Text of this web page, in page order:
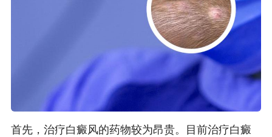
首先，治疗白癜风的药物较为昂贵。目前治疗白癜